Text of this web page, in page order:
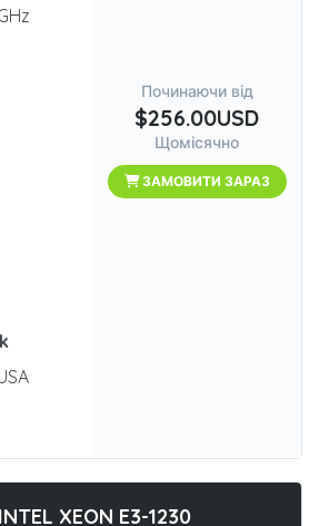
Починаючи від
$256.00USD
Щомісячно
ЗАМОВИТИ ЗАРАЗ
XEON E3-1230